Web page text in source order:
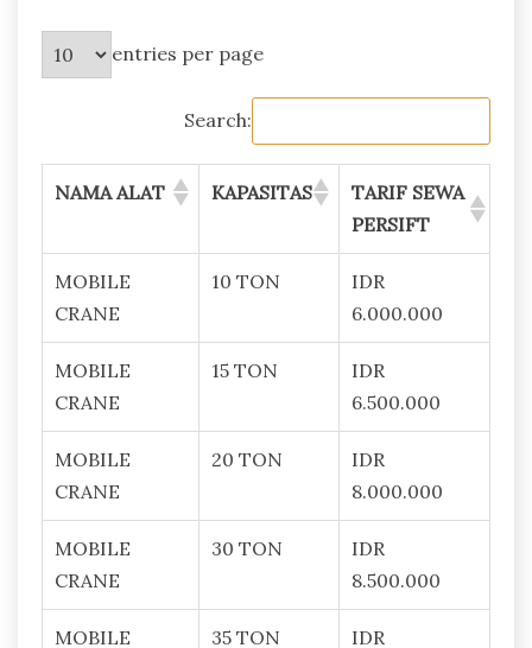
entries per page
Search:
NAMA ALAT KAPASITAS
TARIF SEWA
PERSIFT
MOBILE
CRANE
10 TON
IDR
6.000.000
MOBILE
CRANE
15 TON
IDR
6.500.000
MOBILE
CRANE
20 TON
IDR
8.000.000
MOBILE
CRANE
30 TON
IDR
8.500.000
MOBILE 35 TON IDR